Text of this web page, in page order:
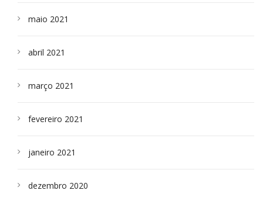
maio 2021
abril 2021
março 2021
fevereiro 2021
janeiro 2021
dezembro 2020